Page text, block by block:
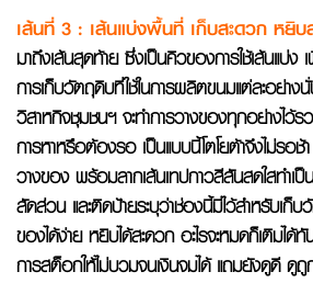
เส้นที่ 3 : เส้นแบ่งพื้นที่ เก็บสะดวก หยิบ
มาถึงเส้นสุดท้าย ซึ่งเป็นคิวของการใช้เส้นแบ่
การเก็บวัตถุดิบที่ใช้ในการผลิตขนมแต่ละอย่า
วิสาหกิจชุมชนฯ จะทำการวางของทุกอย่างไว้
การหาหรือต้องรอ เป็นแบบนี้โตโยต้าจึงไม่รอช้
วางของ พร้อมลากเส้นเทปกาวสีสันสดใสทำเ
สัดส่วน และติดป้ายระบุว่าช่องนี้มีไว้สำหรับเก็
ของได้ง่าย หยิบได้สะดวก อะไรจะหมดก็เติมได้
การสต็อกให้ไม่บวมจนเงินจมได้ แถมยังดูดี ดู